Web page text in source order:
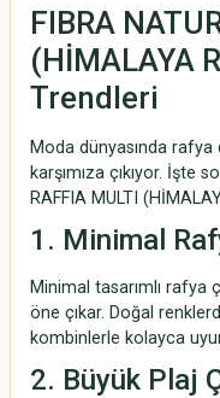
FIBRA
(HİMALAYA
Trendleri
Moda dünyasında
karşımıza çıkıyor. İşte
RAFFIA MULTI
1. Minimal
Minimal tasarımlı rafya
öne çıkar. Doğal
kombinlerle kolayca
2. Büyük Plaj